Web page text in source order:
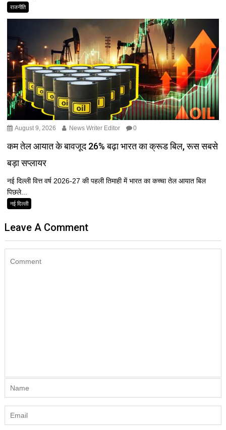
राजनीति
August 9, 2026 News Writer Editor 0
कम तेल आयात के बावजूद 26% बढ़ा भारत का क्रूड बिल, रूस सबसे
बड़ा सप्लायर
नई दिल्ली वित्त वर्ष 2026-27 की पहली तिमाही में भारत का कच्चा तेल आयात बिल
पिछले...
नई दिल्ली
Leave A Comment